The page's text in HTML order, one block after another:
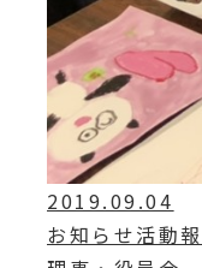
2019.09.04
お知らせ活動